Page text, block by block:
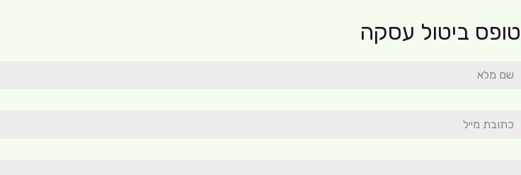
טופס ביטול עסקה